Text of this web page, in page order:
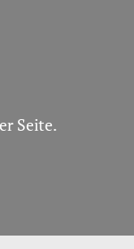
Seite.